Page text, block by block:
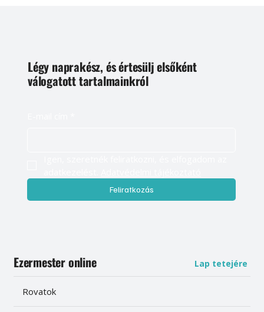
Légy naprakész, és értesülj elsőként
válogatott tartalmainkról
Feliratkozás
Ezermester online Lap tetejére
Rovatok